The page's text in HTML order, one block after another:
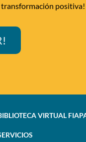
transformación positiva!
VIRTUAL